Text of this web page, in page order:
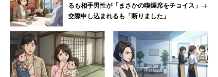
るも相手男性が「まさかの喫煙席をチョイス」→
交際申し込まれるも「断りました」